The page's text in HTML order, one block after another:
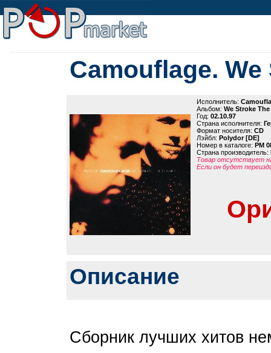
Camouflage.
Исполнитель:
Альбом: We Stroke
Год: 02.10.97
Страна исполнителя:
Формат носителя: CD
Лэйбл: Polydor [DE]
Номер в каталоге: PM
Страна производитель:
Товар отсутствует
Если он будет
Описание
Сборник лучших хитов